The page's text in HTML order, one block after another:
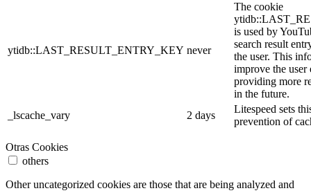
ytidb::LAST_RESULT_ENTRY_KEY never
The cookie
is used by
search result
the user. This
improve the user
providing more
in the future.
_lscache_vary
2 days
Litespeed sets
prevention of
Otras Cookies
others
Other uncategorized cookies are those that are being analyzed and